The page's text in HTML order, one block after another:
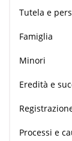
Tutela e
Famiglia
Minori
Eredità e
Processi e